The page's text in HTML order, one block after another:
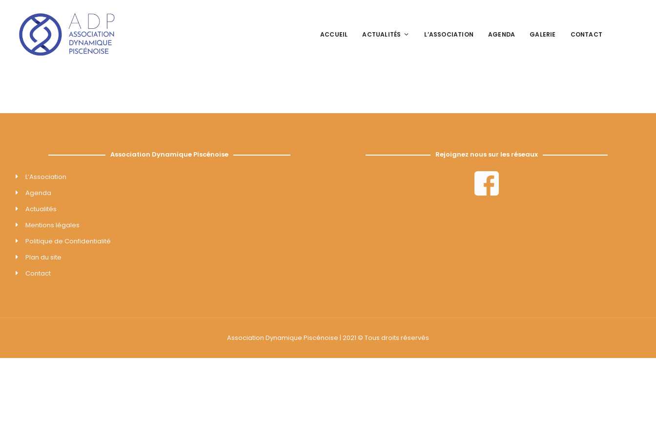
ACCUEIL ACTUALITÉS L’ASSOCIATION AGENDA GALERIE CONTACT
Association Dynamique Piscénoise
L’Association
Agenda
Actualités
Mentions légales
Politique de Confidentialité
Plan du site
Contact
Rejoignez nous sur les réseaux
Association Dynamique Piscénoise | 2021 © Tous droits réservés